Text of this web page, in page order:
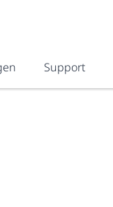
Support